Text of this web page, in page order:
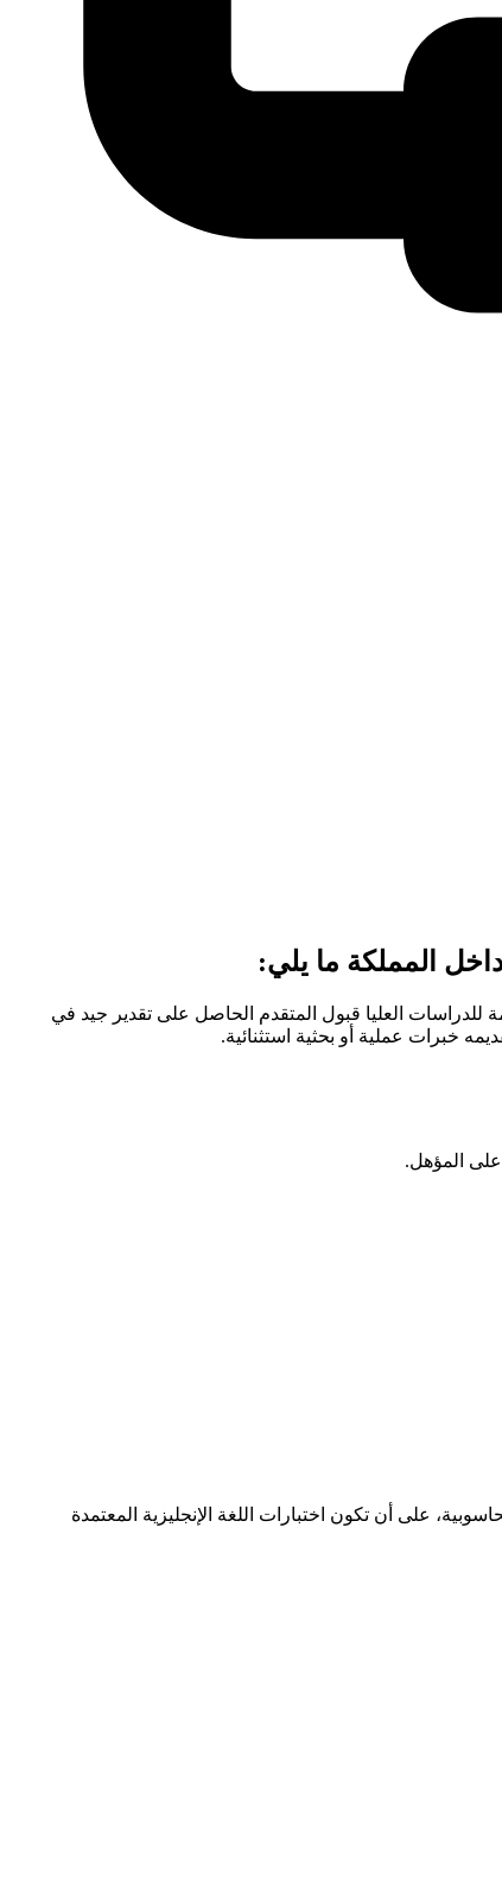
المملكة ما يلي:
للدراسات العليا قبول المتقدم الحاصل على تقدير جيد في
خبرات عملية أو بحثية استثنائية.
على أن تكون اختبارات اللغة الإنجليزية المعتمدة